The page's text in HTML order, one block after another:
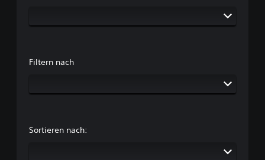
Filtern nach
Sortieren nach: